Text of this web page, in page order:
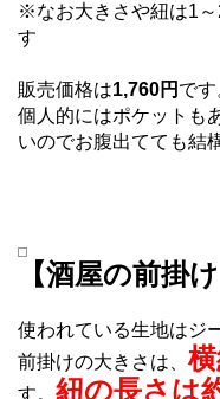
※なお大きさや紐は1
す
販売価格は1,760円 です
個人的にはポケットも
いのでお腹出てても結
【酒屋の前掛
使われている生地はジ
前掛けの大きさは、
す。 紐の長さは